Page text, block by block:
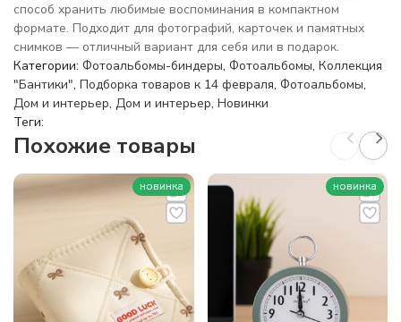
способ хранить любимые воспоминания в компактном
формате. Подходит для фотографий, карточек и памятных
снимков — отличный вариант для себя или в подарок.
Категории: Фотоальбомы-биндеры, Фотоальбомы, Коллекция
"Бантики", Подборка товаров к 14 февраля, Фотоальбомы,
Дом и интерьер, Дом и интерьер, Новинки
Теги:
Похожие товары
новинка новинка